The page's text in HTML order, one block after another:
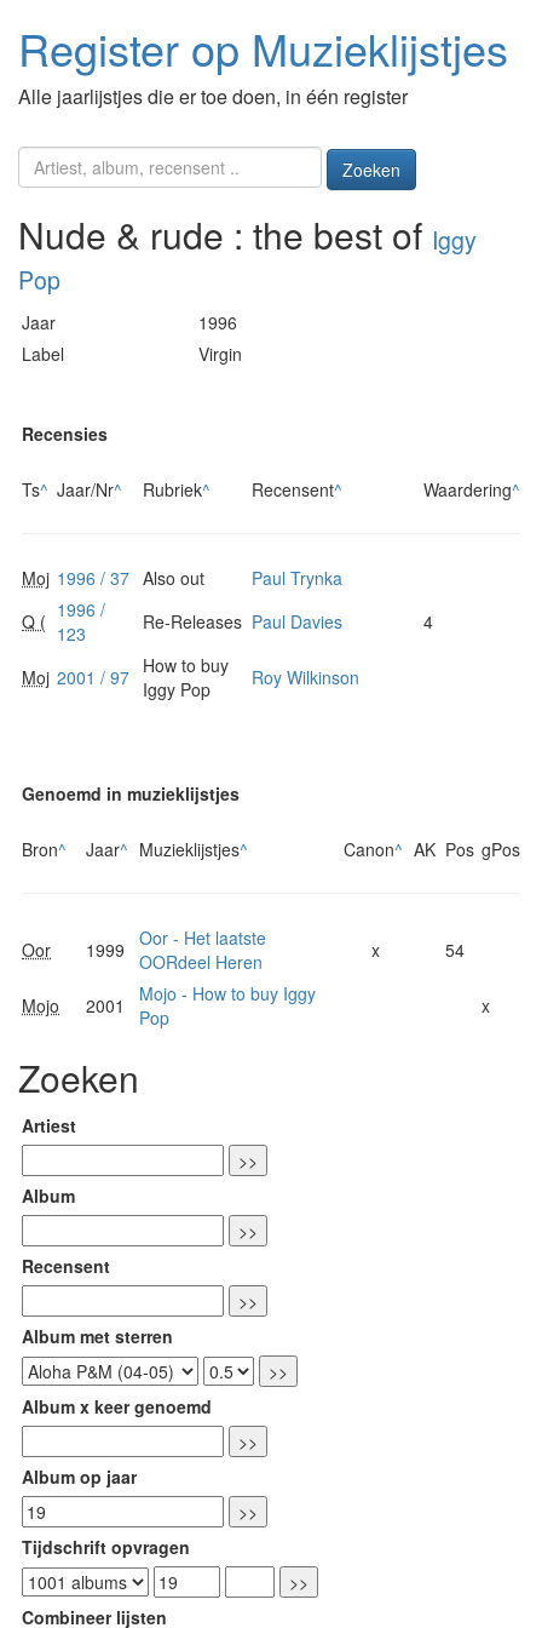
Register op Muzieklijstjes
Alle jaarlijstjes die er toe doen, in één register
Zoeken
Nude & rude : the best of Iggy
Pop
Jaar
1996
Label
Virgin
Recensies
Ts^ Jaar/Nr^ Rubriek^ Recensent^ Waardering^
Moj 1996 / 37 Also out
Paul Trynka
Q ( 1996 /
123
Re-Releases Paul Davies 4
Moj 2001 / 97 How to buy
Iggy Pop
Roy Wilkinson
Genoemd in muzieklijstjes
Bron^ Jaar^ Muzieklijstjes^ Canon^ AK Pos gPos
Oor 1999
Oor - Het laatste
OORdeel Heren
x 54
Mojo 2001
Mojo - How to buy Iggy
Pop
x
Zoeken
Artiest
Album
Recensent
Album met sterren
Album x keer genoemd
Album op jaar
Tijdschrift opvragen
Combineer lijsten